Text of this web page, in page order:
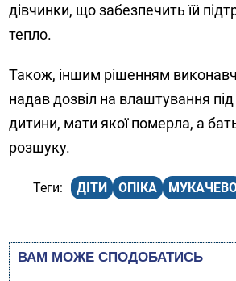
дівчинки, що забезпечить їй
тепло.
Також, іншим рішенням
надав дозвіл на влаштування під
дитини, мати якої померла, а
розшуку.
ДІТИ ОПІКА